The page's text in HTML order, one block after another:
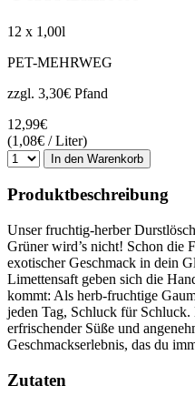
12 x 1,00l
PET-MEHRWEG
zzgl. 3,30€ Pfand
12,99€
(1,08€ / Liter)
In den Warenkorb
Produktbeschreibung
Unser fruchtig-herber
Grüner wird’s nicht! Schon die
exotischer Geschmack in dein
Limettensaft geben sich die
kommt: Als herb-fruchtige
jeden Tag, Schluck für
erfrischender Süße und
Geschmackserlebnis, das du
Zutaten